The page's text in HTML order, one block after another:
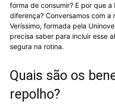
forma de consumir? E por que
diferença? Conversamos com a
Veríssimo, formada pela
precisa saber para incluir esse
segura na rotina.
Quais são os
repolho?